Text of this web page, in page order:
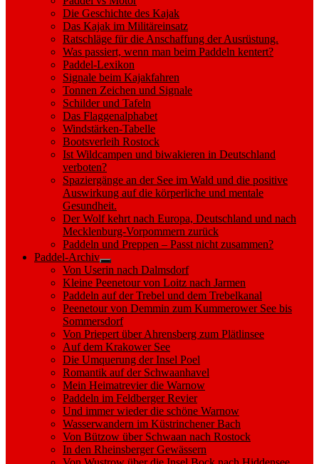
Die Geschichte des Kajak
Das Kajak im Militäreinsatz
Ratschläge für die Anschaffung der Ausrüstung.
Was passiert, wenn man beim Paddeln kentert?
Paddel-Lexikon
Signale beim Kajakfahren
Tonnen Zeichen und Signale
Schilder und Tafeln
Das Flaggenalphabet
Windstärken-Tabelle
Bootsverleih Rostock
Ist Wildcampen und biwakieren in Deutschland
verboten?
Spaziergänge an der See im Wald und die positive
Auswirkung auf die körperliche und mentale
Gesundheit.
Der Wolf kehrt nach Europa, Deutschland und nach
Mecklenburg-Vorpommern zurück
Paddeln und Preppen – Passt nicht zusammen?
Paddel-Archiv
Show
sub
menu
Von Userin nach Dalmsdorf
Kleine Peenetour von Loitz nach Jarmen
Paddeln auf der Trebel und dem Trebelkanal
Peenetour von Demmin zum Kummerower See bis
Sommersdorf
Von Priepert über Ahrensberg zum Plätlinsee
Auf dem Krakower See
Die Umquerung der Insel Poel
Romantik auf der Schwaanhavel
Mein Heimatrevier die Warnow
Paddeln im Feldberger Revier
Und immer wieder die schöne Warnow
Wasserwandern im Küstrinchener Bach
Von Bützow über Schwaan nach Rostock
In den Rheinsberger Gewässern